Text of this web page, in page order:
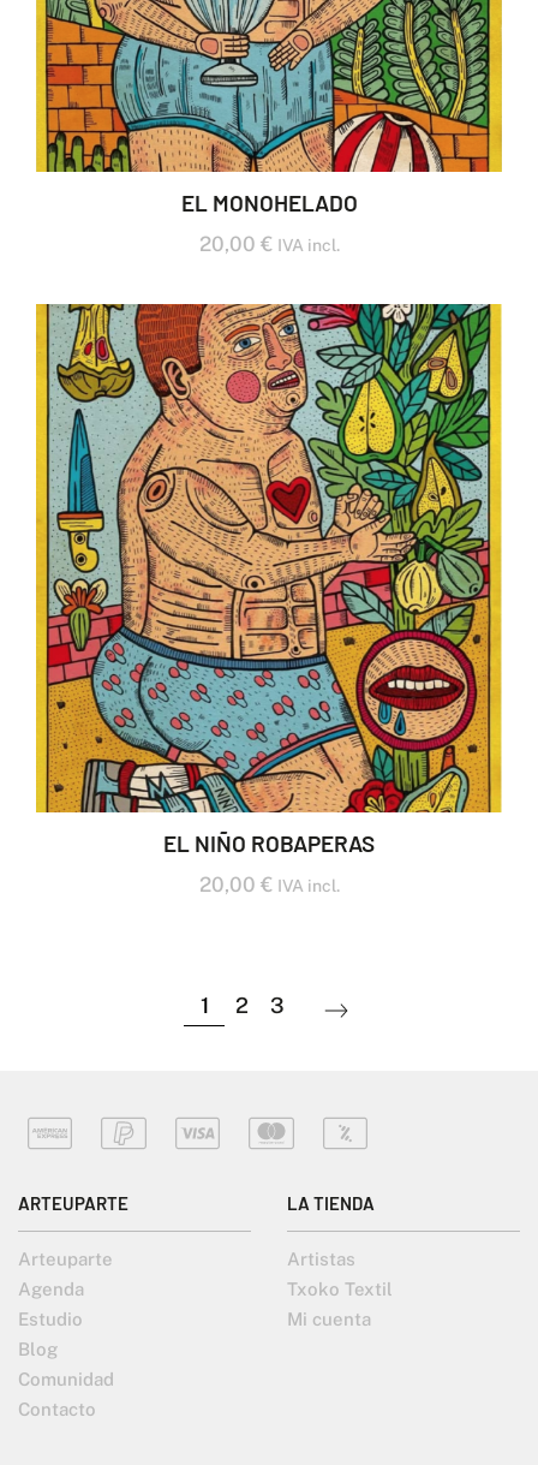
EL MONOHELADO
20,00 € IVA incl.
EL NIÑO ROBAPERAS
20,00 € IVA incl.
1 2 3
ARTEUPARTE
Arteuparte
Agenda
Estudio
Blog
Comunidad
Contacto
LA TIENDA
Artistas
Txoko Textil
Mi cuenta